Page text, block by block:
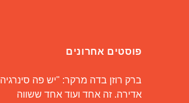
פוסטים אחרונים
ברק רוזן בדה מרקר: "יש פה סינרגיה
אדירה. זה אחד ועוד אחד ששווה